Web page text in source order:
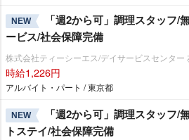
NEW
「週2から可」調理スタッフ/
ービス/社会保障完備
株式会社ティーシーエス/デイサービスセンター
時給1,226円
アルバイト・パート / 東京都
NEW
「週2から可」調理スタッフ/
トステイ/社会保障完備